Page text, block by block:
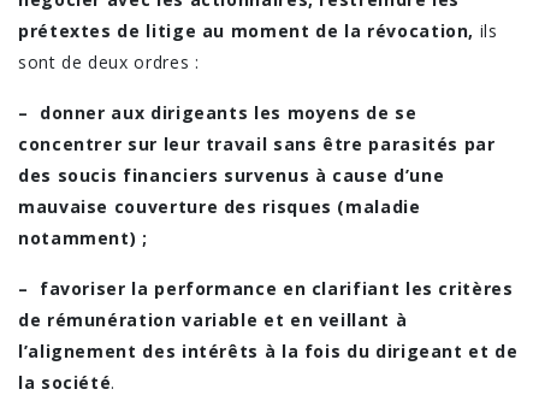
prétextes de litige au moment de la révocation, ils
sont de deux ordres :
– donner aux dirigeants les moyens de se
concentrer sur leur travail sans être parasités par
des soucis financiers survenus à cause d’une
mauvaise couverture des risques (maladie
notamment) ;
– favoriser la performance en clarifiant les critères
de rémunération variable et en veillant à
l’alignement des intérêts à la fois du dirigeant et de
la société.